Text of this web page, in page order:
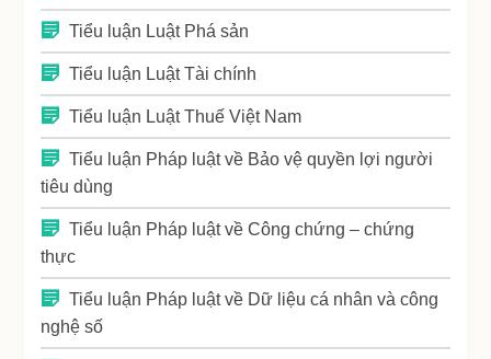
Tiểu luận Luật Phá sản
Tiểu luận Luật Tài chính
Tiểu luận Luật Thuế Việt Nam
Tiểu luận Pháp luật về Bảo vệ quyền lợi người
tiêu dùng
Tiểu luận Pháp luật về Công chứng – chứng
thực
Tiểu luận Pháp luật về Dữ liệu cá nhân và công
nghệ số